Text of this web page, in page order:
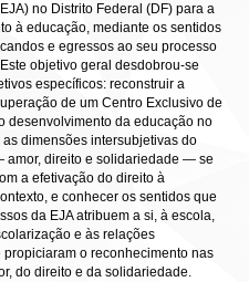
no Distrito Federal (DF) para a
à educação, mediante os sentidos
e egressos ao seu processo
objetivo geral desdobrou-se
específicos: reconstruir a
de um Centro Exclusivo de
desenvolvimento da educação no
as dimensões intersubjetivas do
amor, direito e solidariedade — se
a efetivação do direito à
e conhecer os sentidos que
da EJA atribuem a si, à escola,
e às relações
o reconhecimento nas
do direito e da solidariedade.